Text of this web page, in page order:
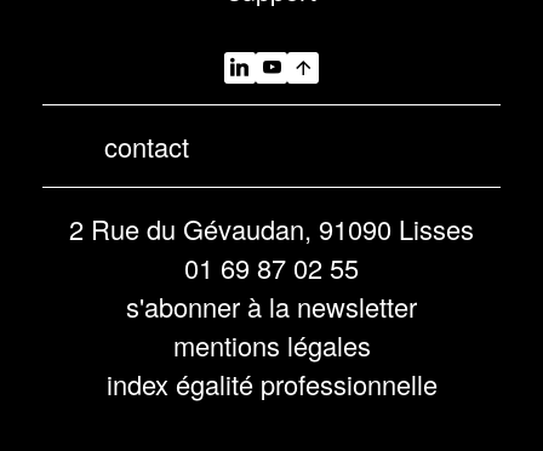
contact
2 Rue du Gévaudan, 91090 Lisses
01 69 87 02 55
s'abonner à la newsletter
mentions légales
index égalité professionnelle